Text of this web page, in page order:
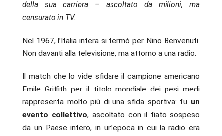
della sua carriera – ascoltato da milioni, ma
censurato in TV.
Nel 1967, l’Italia intera si fermò per Nino Benvenuti.
Non davanti alla televisione, ma attorno a una radio.
Il match che lo vide sfidare il campione americano
Emile Griffith per il titolo mondiale dei pesi medi
rappresenta molto più di una sfida sportiva: fu un
evento collettivo, ascoltato con il fiato sospeso
da un Paese intero, in un’epoca in cui la radio era